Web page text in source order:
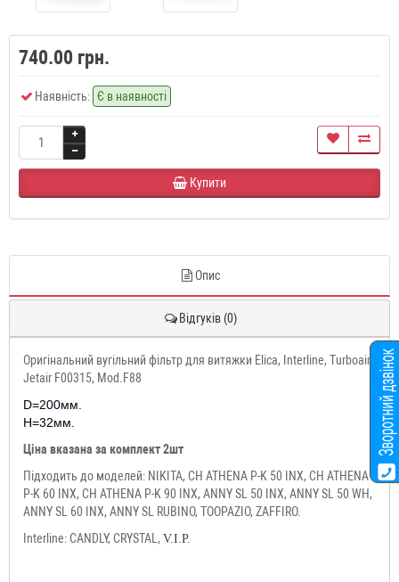
740.00 грн.
Наявність: Є в наявності
Купити
Опис
Відгуків (0)
Оригінальний вугільний фільтр для витяжки Elica, Interline, Turboair,
Jetair F00315, Mod.F88
D=200мм.
H=32мм.
Ціна вказана за комплект 2шт
Підходить до моделей: NIKITA, CH ATHENA P-K 50 INX, CH ATHENA
P-K 60 INX, CH ATHENA P-K 90 INX, ANNY SL 50 INX, ANNY SL 50 WH,
ANNY SL 60 INX, ANNY SL RUBINO, TOOPAZIO, ZAFFIRO.
Interline: CANDLY, CRYSTAL, V.I.P.